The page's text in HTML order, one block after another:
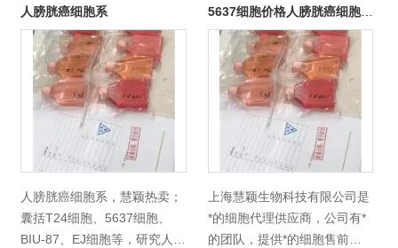
人膀胱癌细胞系
人膀胱癌细胞系，慧颖热卖；
囊括T24细胞、5637细胞、
BIU-87、EJ细胞等，研究人膀
5637细胞价格人膀胱癌细胞形态
上海慧颖生物科技有限公司是
*的细胞代理供应商，公司有*
的团队，提供*的细胞售前，